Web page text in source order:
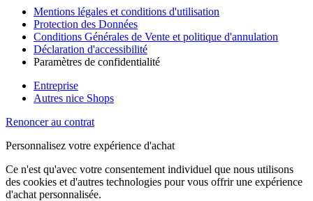
Mentions légales et conditions d'utilisation
Protection des Données
Conditions Générales de Vente et politique d'annulation
Déclaration d'accessibilité
Paramètres de confidentialité
Entreprise
Autres nice Shops
Renoncer au contrat
Personnalisez votre expérience d'achat
Ce n'est qu'avec votre consentement individuel que nous utilisons
des cookies et d'autres technologies pour vous offrir une expérience
d'achat personnalisée.